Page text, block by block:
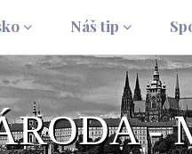
Náš tip
-